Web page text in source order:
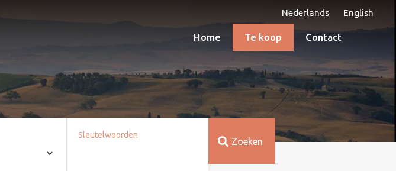
Nederlands English
Home Te koop Contact
Sleutelwoorden
Zoeken